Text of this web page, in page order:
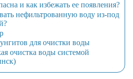
и как избежать ее появления?
нефильтрованную воду из-под
для очистки воды
очистка воды системой